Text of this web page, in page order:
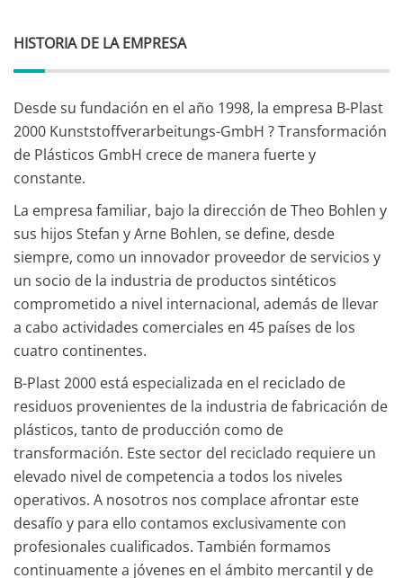
HISTORIA DE LA EMPRESA
Desde su fundación en el año 1998, la empresa B-Plast
2000 Kunststoffverarbeitungs-GmbH ? Transformación
de Plásticos GmbH crece de manera fuerte y
constante.
La empresa familiar, bajo la dirección de Theo Bohlen y
sus hijos Stefan y Arne Bohlen, se define, desde
siempre, como un innovador proveedor de servicios y
un socio de la industria de productos sintéticos
comprometido a nivel internacional, además de llevar
a cabo actividades comerciales en 45 países de los
cuatro continentes.
B-Plast 2000 está especializada en el reciclado de
residuos provenientes de la industria de fabricación de
plásticos, tanto de producción como de
transformación. Este sector del reciclado requiere un
elevado nivel de competencia a todos los niveles
operativos. A nosotros nos complace afrontar este
desafío y para ello contamos exclusivamente con
profesionales cualificados. También formamos
continuamente a jóvenes en el ámbito mercantil y de